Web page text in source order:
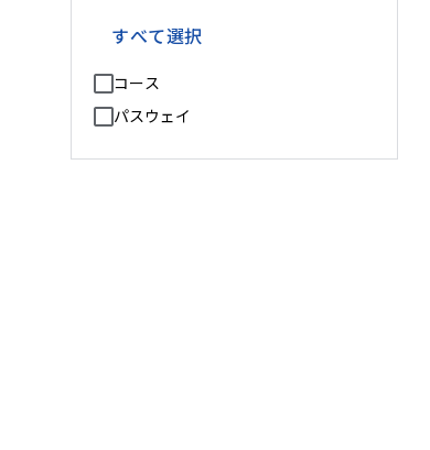
すべて選択
コース
パスウェイ